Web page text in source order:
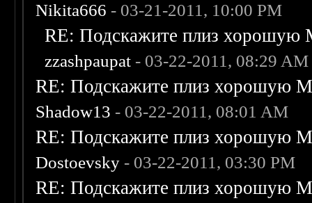
Nikita666 - 03-21-2011, 10:00 PM
RE: Подскажите плиз хорошую
zzashpaupat - 03-22-2011, 08:29 AM
RE: Подскажите плиз хорошую
Shadow13 - 03-22-2011, 08:01 AM
RE: Подскажите плиз хорошую
Dostoevsky - 03-22-2011, 03:30 PM
RE: Подскажите плиз хорошую